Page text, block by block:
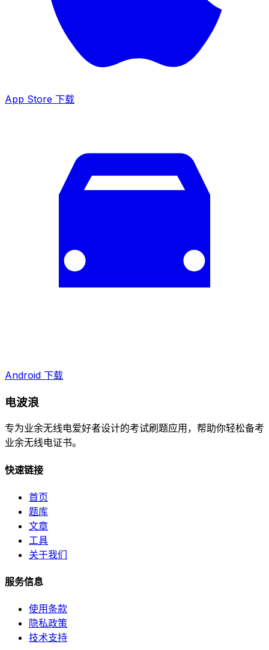
App Store 下载
Android 下载
电波浪
专为业余无线电爱好者设计的考试刷题应用，帮助你轻松备考
业余无线电证书。
快速链接
首页
题库
文章
工具
关于我们
服务信息
使用条款
隐私政策
技术支持